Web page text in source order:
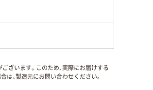
ざいます。このため、実際にお届けする
、製造元にお問い合わせください。